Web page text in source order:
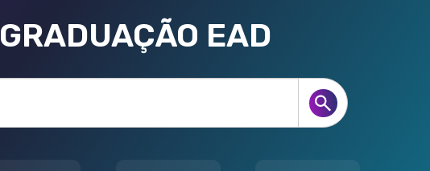
EAD